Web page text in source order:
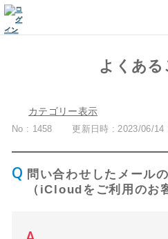
よくある
カテゴリー表示
No : 1458 更新日時 : 2023/06/14
問い合わせしたメール
（iCloudをご利用のお